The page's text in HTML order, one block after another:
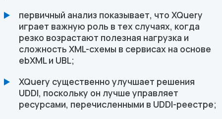
первичный анализ показывает, что XQuery
играет важную роль в тех случаях, когда
резко возрастают полезная нагрузка и
сложность XML-схемы в сервисах на основе
ebXML и UBL;
XQuery существенно улучшает решения
UDDI, поскольку он лучше управляет
ресурсами, перечисленными в UDDI-реестре;